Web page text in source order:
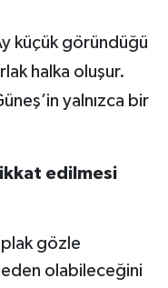
küçük göründüğü
halka oluşur.
yalnızca bir
edilmesi
gözle
olabileceğini